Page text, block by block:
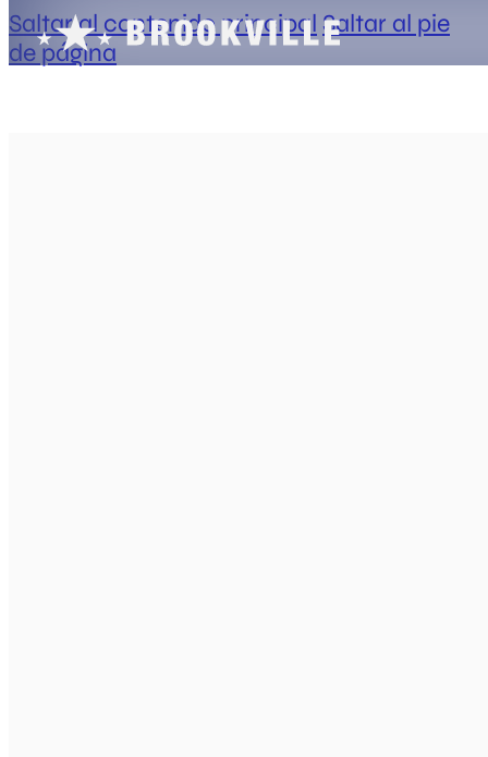
Saltar al contenido principal Saltar al pie
de página